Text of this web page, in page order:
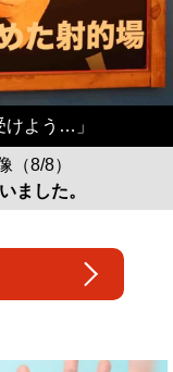
よう…」
（8/8）
ました。